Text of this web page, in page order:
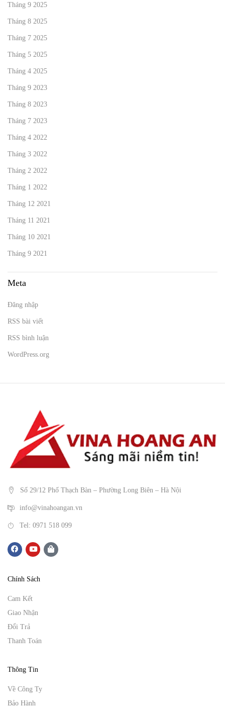
Tháng 9 2025
Tháng 8 2025
Tháng 7 2025
Tháng 5 2025
Tháng 4 2025
Tháng 9 2023
Tháng 8 2023
Tháng 7 2023
Tháng 4 2022
Tháng 3 2022
Tháng 2 2022
Tháng 1 2022
Tháng 12 2021
Tháng 11 2021
Tháng 10 2021
Tháng 9 2021
Meta
Đăng nhập
RSS bài viết
RSS bình luận
WordPress.org
Số 29/12 Phố Thạch Bàn – Phường Long Biên – Hà Nội
info@vinahoangan.vn
Tel: 0971 518 099
Chính Sách
Cam Kết
Giao Nhận
Đổi Trả
Thanh Toán
Thông Tin
Về Công Ty
Bảo Hành